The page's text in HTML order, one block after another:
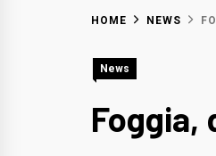
HOME NEWS
News
Foggia,